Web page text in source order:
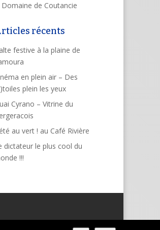
Domaine de Coutancie
récents
festive à la plaine de
en plein air – Des
plein les yeux
Cyrano – Vitrine du
au vert ! au Café Rivière
dictateur le plus cool du
!!!